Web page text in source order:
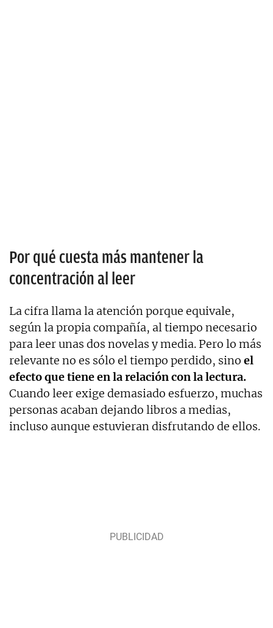
Por qué cuesta más mantener la
concentración al leer
La cifra llama la atención porque equivale,
según la propia compañía, al tiempo necesario
para leer unas dos novelas y media. Pero lo más
relevante no es sólo el tiempo perdido, sino el
efecto que tiene en la relación con la lectura.
Cuando leer exige demasiado esfuerzo, muchas
personas acaban dejando libros a medias,
incluso aunque estuvieran disfrutando de ellos.